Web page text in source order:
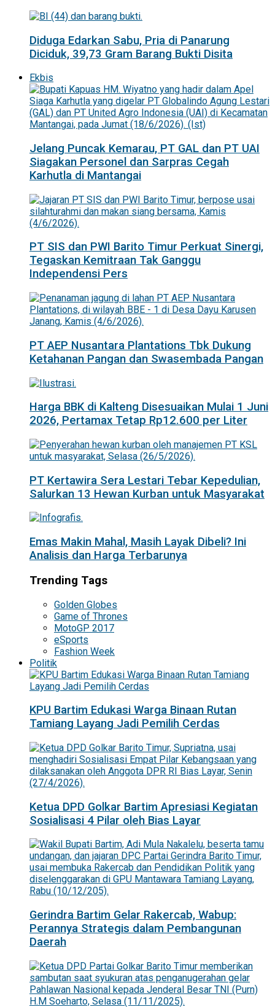
Diduga Edarkan Sabu, Pria di Panarung
Diciduk, 39,73 Gram Barang Bukti Disita
Ekbis
Jelang Puncak Kemarau, PT GAL dan PT UAI
Siagakan Personel dan Sarpras Cegah
Karhutla di Mantangai
PT SIS dan PWI Barito Timur Perkuat Sinergi,
Tegaskan Kemitraan Tak Ganggu
Independensi Pers
PT AEP Nusantara Plantations Tbk Dukung
Ketahanan Pangan dan Swasembada Pangan
Harga BBK di Kalteng Disesuaikan Mulai 1 Juni
2026, Pertamax Tetap Rp12.600 per Liter
PT Kertawira Sera Lestari Tebar Kepedulian,
Salurkan 13 Hewan Kurban untuk Masyarakat
Emas Makin Mahal, Masih Layak Dibeli? Ini
Analisis dan Harga Terbarunya
Trending Tags
Golden Globes
Game of Thrones
MotoGP 2017
eSports
Fashion Week
Politik
KPU Bartim Edukasi Warga Binaan Rutan
Tamiang Layang Jadi Pemilih Cerdas
Ketua DPD Golkar Bartim Apresiasi Kegiatan
Sosialisasi 4 Pilar oleh Bias Layar
Gerindra Bartim Gelar Rakercab, Wabup:
Perannya Strategis dalam Pembangunan
Daerah